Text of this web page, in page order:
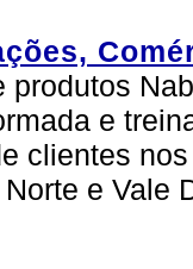
produtos
e
clientes
e Vale